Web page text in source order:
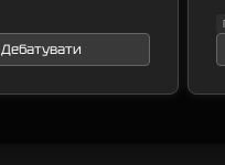
Дебатувати